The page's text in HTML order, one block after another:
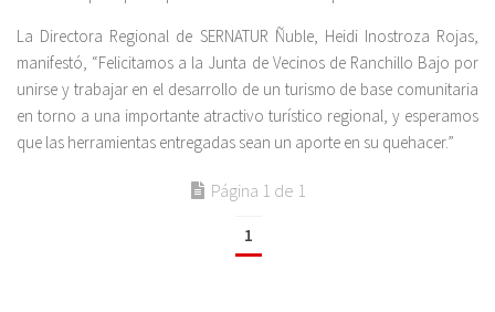
La Directora Regional de SERNATUR Ñuble, Heidi Inostroza Rojas,
manifestó, “Felicitamos a la Junta de Vecinos de Ranchillo Bajo por
unirse y trabajar en el desarrollo de un turismo de base comunitaria
en torno a una importante atractivo turístico regional, y esperamos
que las herramientas entregadas sean un aporte en su quehacer.”
Página 1 de 1
1